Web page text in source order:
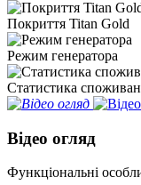
Покриття Titan Gold
Режим генератора
Статистика
Відео огляд
Функціональні